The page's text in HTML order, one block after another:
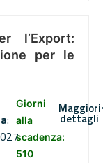
l’Export:
per le
:
Giorni
alla
scadenza:
510
Maggiori
dettagli